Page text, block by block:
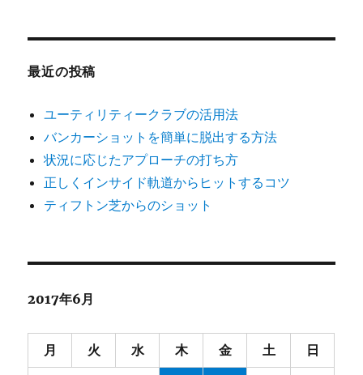
最近の投稿
ユーティリティークラブの活用法
バンカーショットを簡単に脱出する方法
状況に応じたアプローチの打ち方
正しくインサイド軌道からヒットするコツ
ティフトン芝からのショット
2017年6月
月 火 水 木 金 土 日